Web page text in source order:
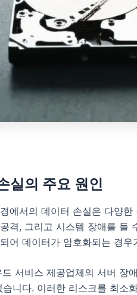
실의 주요 원인
에서의 데이터 손실은 다양
격, 그리고 시스템 장애를 들
어 데이터가 암호화되는 경우
드 서비스 제공업체의 서버 장
습니다. 이러한 리스크를 최소